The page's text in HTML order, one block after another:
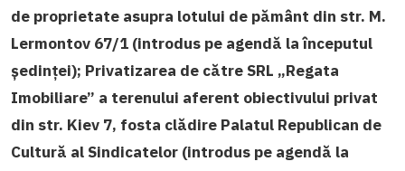
de proprietate asupra lotului de pământ din str. M.
Lermontov 67/1 (introdus pe agendă la începutul
ședinței); Privatizarea de către SRL „Regata
Imobiliare” a terenului aferent obiectivului privat
din str. Kiev 7, fosta clădire Palatul Republican de
Cultură al Sindicatelor (introdus pe agendă la